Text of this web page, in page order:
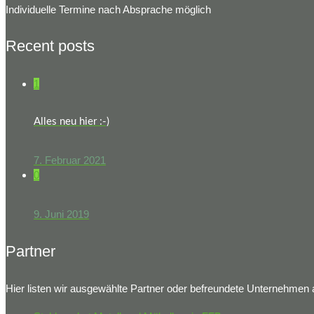
Individuelle Termine nach Absprache möglich
Recent posts
1
Alles neu hier :-)
7. Februar 2021
0
9. Juni 2019
Partner
Hier listen wir ausgewählte Partner oder befreundete Unternehmen